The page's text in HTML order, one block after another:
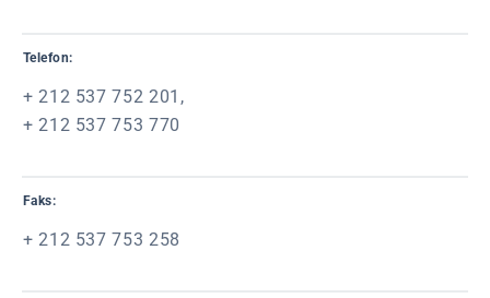
Telefon:
+ 212 537 752 201,
+ 212 537 753 770
Faks:
+ 212 537 753 258